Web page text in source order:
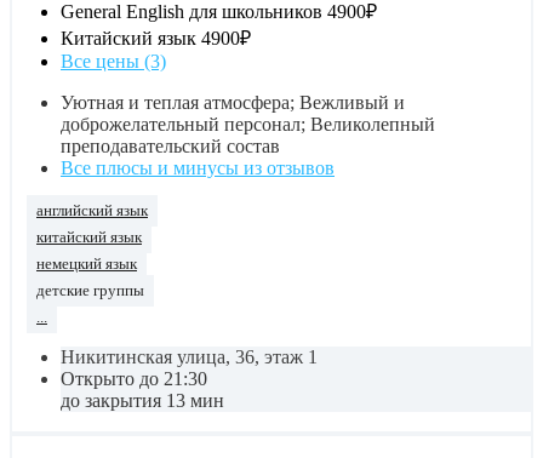
General English для школьников 4900₽
Китайский язык 4900₽
Все цены (3)
Уютная и теплая атмосфера; Вежливый и
доброжелательный персонал; Великолепный
преподавательский состав
Все плюсы и минусы из отзывов
английский язык
китайский язык
немецкий язык
детские группы
...
Никитинская улица, 36, этаж 1
Открыто до 21:30
до закрытия 13 мин